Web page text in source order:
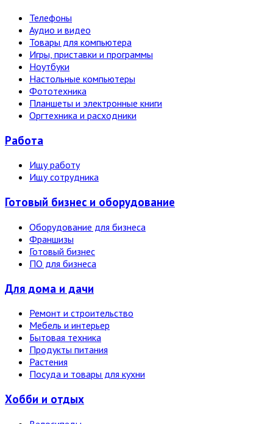
Телефоны
Аудио и видео
Товары для компьютера
Игры, приставки и программы
Ноутбуки
Настольные компьютеры
Фототехника
Планшеты и электронные книги
Оргтехника и расходники
Работа
Ищу работу
Ищу сотрудника
Готовый бизнес и оборудование
Оборудование для бизнеса
Франшизы
Готовый бизнес
ПО для бизнеса
Для дома и дачи
Ремонт и строительство
Мебель и интерьер
Бытовая техника
Продукты питания
Растения
Посуда и товары для кухни
Хобби и отдых